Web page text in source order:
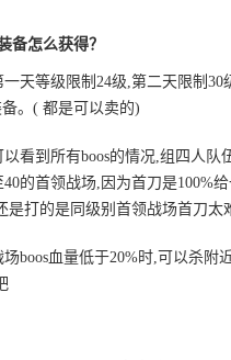
备怎么获得？
天等级限制24级,第二天限制
。( 都是可以卖的)
看到所有boos的情况,组四人
的首领战场,因为首刀是100%
是打的是同级别首领战场首刀太
场boos血量低于20%时,可以杀